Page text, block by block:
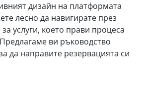
дизайн на платформата
лесно да навигирате през
услуги, което прави процеса
ви ръководство
да направите резервацията си